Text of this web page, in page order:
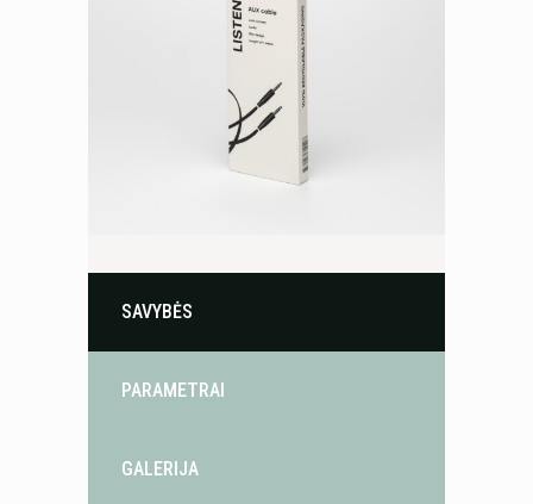
SAVYBĖS
PARAMETRAI
GALERIJA